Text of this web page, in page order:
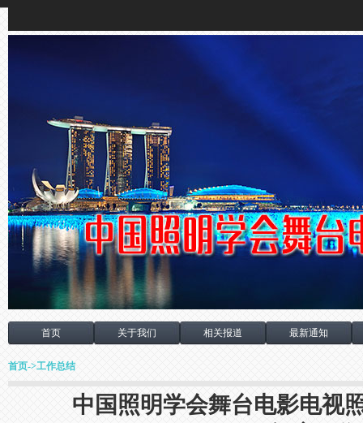
首页 关于我们 相关报道 最新通知
首页->工作总结
中国照明学会舞台电影电视